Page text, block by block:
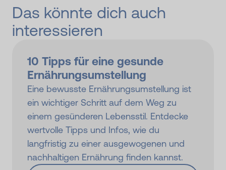
Das könnte dich auch
interessieren
10 Tipps für eine gesunde
Ernährungs­umstellung
Eine bewusste Ernährungsumstellung ist
ein wichtiger Schritt auf dem Weg zu
einem gesünderen Lebensstil. Entdecke
wertvolle Tipps und Infos, wie du
langfristig zu einer ausgewogenen und
nachhaltigen Ernährung finden kannst.